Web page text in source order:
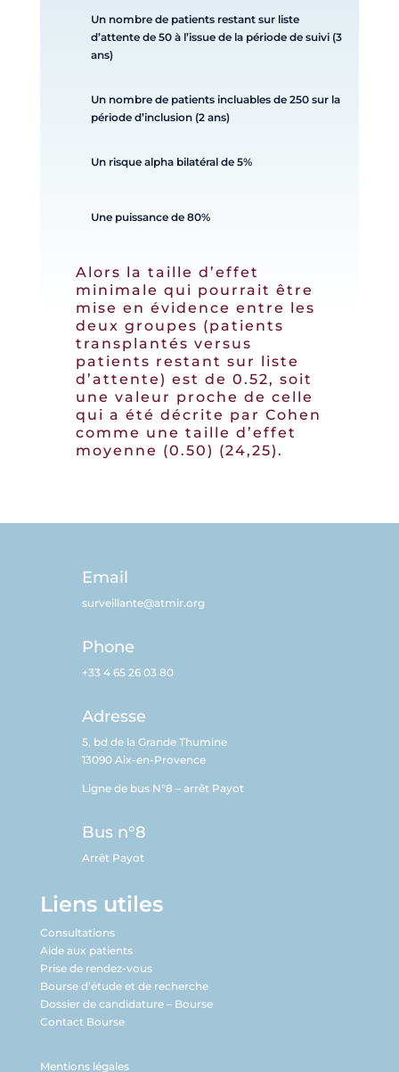
Un nombre de patients restant sur liste
d’attente de 50 à l’issue de la période de suivi (3
ans)
Un nombre de patients incluables de 250 sur la
période d’inclusion (2 ans)
Un risque alpha bilatéral de 5%
Une puissance de 80%
Alors la taille d’effet
minimale qui pourrait être
mise en évidence entre les
deux groupes (patients
transplantés versus
patients restant sur liste
d’attente) est de 0.52, soit
une valeur proche de celle
qui a été décrite par Cohen
comme une taille d’effet
moyenne (0.50) (24,25).
Email
surveillante@atmir.org
Phone
+33 4 65 26 03 80
Adresse
5, bd de la Grande Thumine
13090 Aix-en-Provence
Ligne de bus N°8 – arrêt Payot
Bus n°8
Arrêt Payot
Liens utiles
Consultations
Aide aux patients
Prise de rendez-vous
Bourse d’étude et de recherche
Dossier de candidature – Bourse
Contact Bourse
Mentions légales